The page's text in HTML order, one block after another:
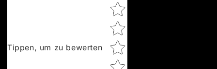
Tippen, um zu bewerten
Star rating